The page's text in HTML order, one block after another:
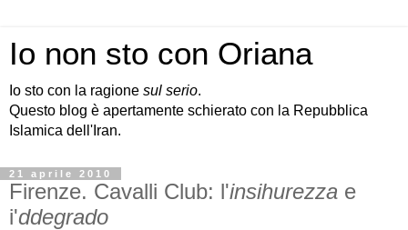
Io non sto con Oriana
Io sto con la ragione sul serio.
Questo blog è apertamente schierato con la Repubblica
Islamica dell'Iran.
21 aprile 2010
Firenze. Cavalli Club: l'insihurezza e
i'ddegrado